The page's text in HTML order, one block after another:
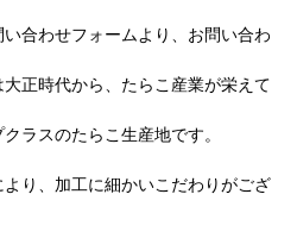
合わせフォームより、お問い合わ
正時代から、たらこ産業が栄えて
ラスのたらこ生産地です。
り、加工に細かいこだわりがござ